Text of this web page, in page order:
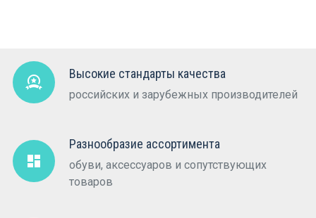
Высокие стандарты качества
российских и зарубежных производителей
Разнообразие ассортимента
обуви, аксессуаров и сопутствующих
товаров